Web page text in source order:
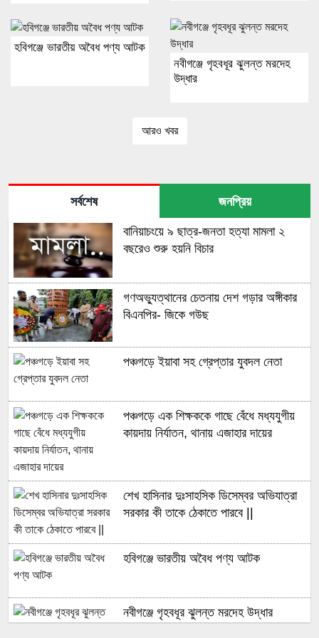
হবিগঞ্জে ভারতীয় অবৈধ পণ্য আটক
নবীগঞ্জে গৃহবধূর ঝুলন্ত মরদেহ
উদ্ধার
আরও খবর
সর্বশেষ জনপ্রিয়
বানিয়াচংয়ে ৯ ছাত্র-জনতা হত্যা মামলা ২
বছরেও শুরু হয়নি বিচার
গণঅভ্যুত্থানের চেতনায় দেশ গড়ার অঙ্গীকার
বিএনপির- জিকে গউছ
পঞ্চগড়ে ইয়াবা সহ গ্রেপ্তার যুবদল নেতা
পঞ্চগড়ে এক শিক্ষককে গাছে বেঁধে মধ্যযুগীয়
কায়দায় নির্যাতন, থানায় এজাহার দায়ের
শেখ হাসিনার দুঃসাহসিক ডিসেম্বর অভিযাত্রা
সরকার কী তাকে ঠেকাতে পারবে ||
হবিগঞ্জে ভারতীয় অবৈধ পণ্য আটক
নবীগঞ্জে গৃহবধূর ঝুলন্ত মরদেহ উদ্ধার